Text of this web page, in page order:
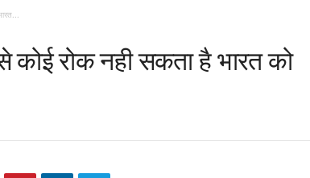
कोई रोक नही सकता है भारत को